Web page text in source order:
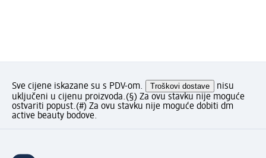
Sve cijene iskazane su s PDV-om. Troškovi dostave
nisu
uključeni u cijenu proizvoda.(§) Za ovu stavku nije moguće
ostvariti popust.(#) Za ovu stavku nije moguće dobiti dm
active beauty bodove.